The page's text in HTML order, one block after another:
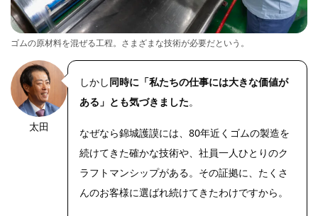
ゴムの原材料を混ぜる工程。さまざまな技術が必要だという。
太田
しかし同時に「私たちの仕事には大きな価値が
ある」とも気づきました。
なぜなら錦城護謨には、80年近くゴムの製造を
続けてきた確かな技術や、社員一人ひとりのク
ラフトマンシップがある。その証拠に、たくさ
んのお客様に選ばれ続けてきたわけですから。